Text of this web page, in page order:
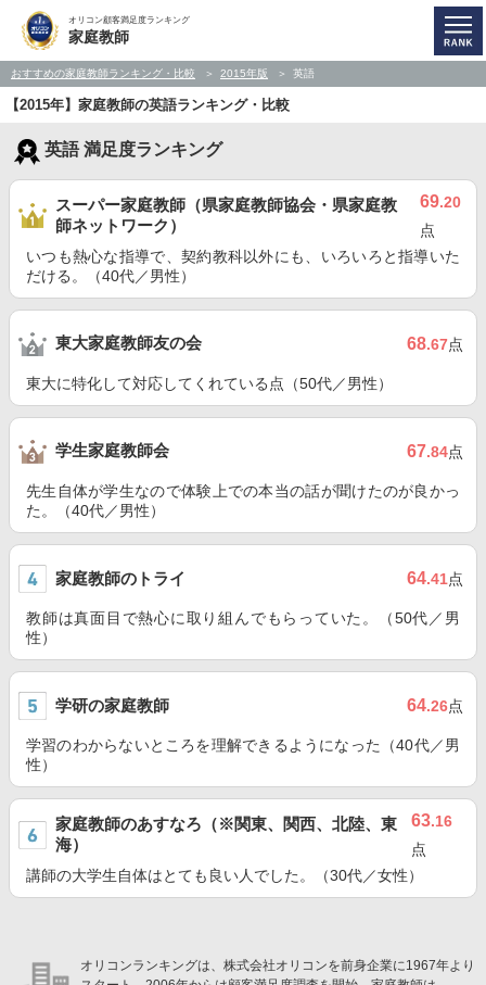
オリコン顧客満足度ランキング
家庭教師
おすすめの家庭教師ランキング・比較 2015年版 英語
【2015年】家庭教師の英語ランキング・比較
英語 満足度ランキング
スーパー家庭教師（県家庭教師協会・県家庭教
師ネットワーク）
69.20
点
いつも熱心な指導で、契約教科以外にも、いろいろと指導いた
だける。（40代／男性）
東大家庭教師友の会 68.67点
東大に特化して対応してくれている点（50代／男性）
学生家庭教師会 67.84点
先生自体が学生なので体験上での本当の話が聞けたのが良かっ
た。（40代／男性）
家庭教師のトライ 64.41点
教師は真面目で熱心に取り組んでもらっていた。（50代／男
性）
学研の家庭教師 64.26点
学習のわからないところを理解できるようになった（40代／男
性）
家庭教師のあすなろ（※関東、関西、北陸、東
海）
63.16
点
講師の大学生自体はとても良い人でした。（30代／女性）
オリコンランキングは、株式会社オリコンを前身企業に1967年より